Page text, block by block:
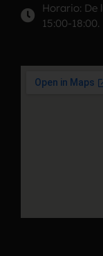
Horario: De
15:00-18:00.